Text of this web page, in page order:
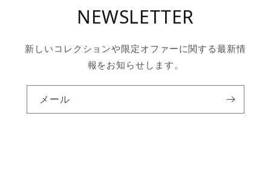
NEWSLETTER
新しいコレクションや限定オファーに関する最新情
報をお知らせします。
メール